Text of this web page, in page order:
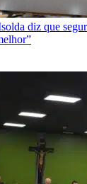
diz que